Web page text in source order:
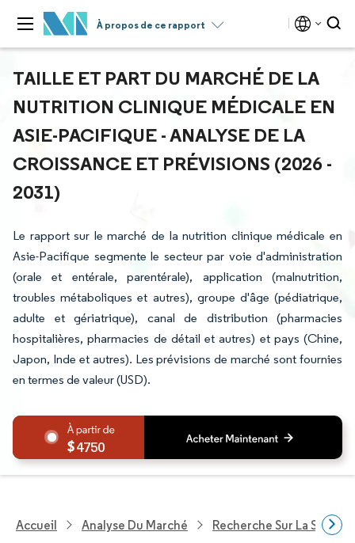
À propos de ce rapport
TAILLE ET PART DU MARCHÉ DE LA
NUTRITION CLINIQUE MÉDICALE EN
ASIE-PACIFIQUE - ANALYSE DE LA
CROISSANCE ET PRÉVISIONS (2026 -
2031)
Le rapport sur le marché de la nutrition clinique médicale en
Asie-Pacifique segmente le secteur par voie d'administration
(orale et entérale, parentérale), application (malnutrition,
troubles métaboliques et autres), groupe d'âge (pédiatrique,
adulte et gériatrique), canal de distribution (pharmacies
hospitalières, pharmacies de détail et autres) et pays (Chine,
Japon, Inde et autres). Les prévisions de marché sont fournies
en termes de valeur (USD).
4750
Accueil Analyse Du Marché Recherche Sur La Santé